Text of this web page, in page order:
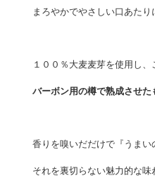
まろやかでやさしい口あたり
１００％大麦麦芽を使用し、
バーボン用の樽で熟成させた
香りを嗅いだだけで『うま
それを裏切らない魅力的な味